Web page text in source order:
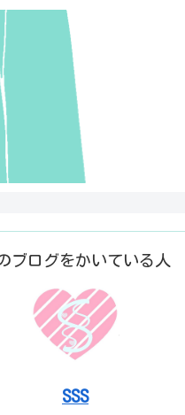
ブログをかいている人
SSS